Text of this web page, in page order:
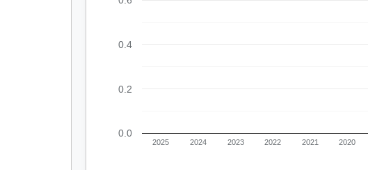
2025 2024 2023 2022 2021 2020
0.0
0.2
0.4